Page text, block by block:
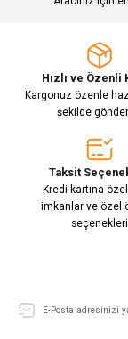
Hızlı ve Özenli
Kargonuz özenle
şekilde
Taksit
Kredi kartına
imkanlar ve özel
seçenekleri